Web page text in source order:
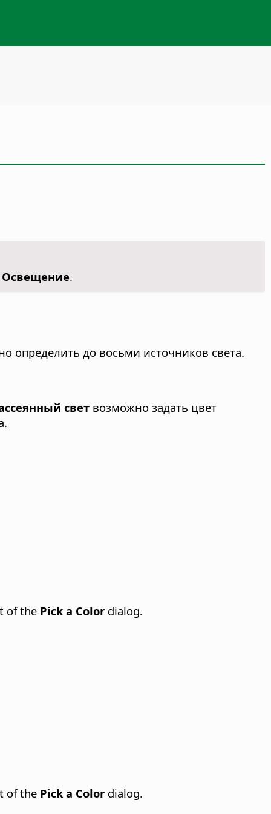
.
определить до восьми источников света.
свет возможно задать цвет
of the Pick a Color dialog.
of the Pick a Color dialog.